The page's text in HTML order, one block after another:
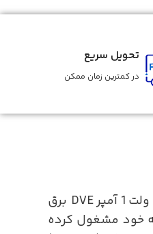
تحویل سریع
در کمترین زمان ممکن
برای استفاده از دوربین های مداربسته باید از برق ۱۲ ولت استفاده کرد و برای این کار باید از تبدیل یا آداپتور استفاده کنیم. آداپتور برق 12 ولت 1 آمپر DVE برق
به خود مشغول کرده